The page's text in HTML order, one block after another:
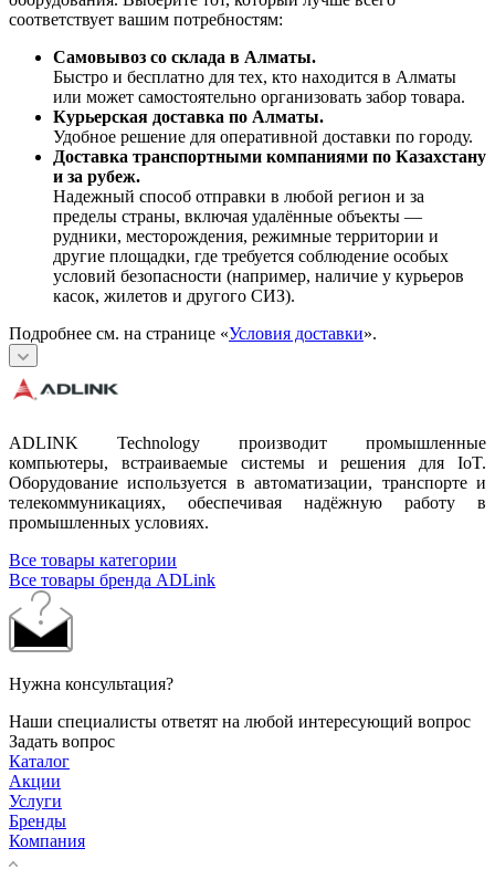
соответствует вашим потребностям:
Самовывоз со склада в Алматы.
Быстро и бесплатно для тех, кто находится в Алматы
или может самостоятельно организовать забор товара.
Курьерская доставка по Алматы.
Удобное решение для оперативной доставки по городу.
Доставка транспортными компаниями по Казахстану
и за рубеж.
Надежный способ отправки в любой регион и за
пределы страны, включая удалённые объекты —
рудники, месторождения, режимные территории и
другие площадки, где требуется соблюдение особых
условий безопасности (например, наличие у курьеров
касок, жилетов и другого СИЗ).
Подробнее см. на странице «Условия доставки».
ADLINK Technology производит промышленные
компьютеры, встраиваемые системы и решения для IoT.
Оборудование используется в автоматизации, транспорте и
телекоммуникациях, обеспечивая надёжную работу в
промышленных условиях.
Все товары категории
Все товары бренда ADLink
Нужна консультация?
Наши специалисты ответят на любой интересующий вопрос
Задать вопрос
Каталог
Акции
Услуги
Бренды
Компания